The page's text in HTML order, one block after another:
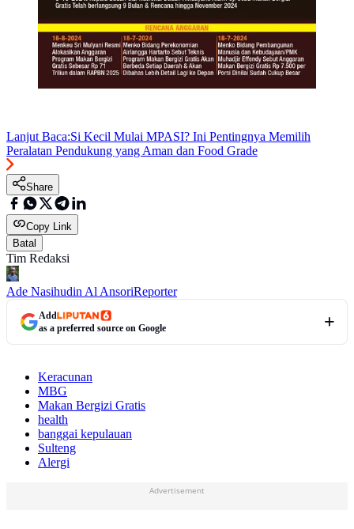
Lanjut Baca:Si Kecil Mulai MPASI? Ini Pentingnya Memilih
Peralatan Pendukung yang Aman dan Food Grade
Share
Copy Link
Batal
Tim Redaksi
Ade Nasihudin Al AnsoriReporter
Add
as a preferred source on Google
Keracunan
MBG
Makan Bergizi Gratis
health
banggai kepulauan
Sulteng
Alergi
Advertisement